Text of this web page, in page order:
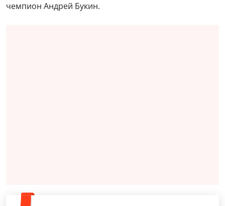
чемпион Андрей Букин.